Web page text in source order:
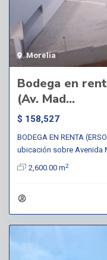
Morelia
Bodega en
(Av. Mad...
$ 158,527
BODEGA EN RENTA
ubicación sobre Avenida
2,600.00 m2